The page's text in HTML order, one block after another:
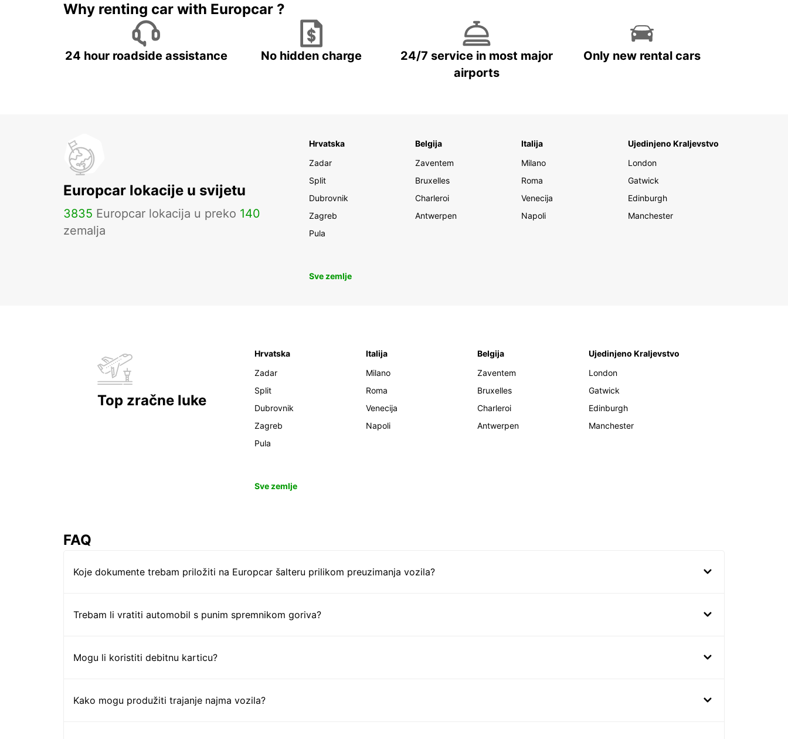
Why renting car with Europcar ?
24 hour roadside assistance No hidden charge
24/7 service in most major
airports
Only new rental cars
Europcar lokacije u svijetu
3835 Europcar lokacija u preko 140
zemalja
Hrvatska
Zadar
Split
Dubrovnik
Zagreb
Pula
Belgija
Zaventem
Bruxelles
Charleroi
Antwerpen
Italija
Milano
Roma
Venecija
Napoli
Ujedinjeno Kraljevstvo
London
Gatwick
Edinburgh
Manchester
Sve zemlje
Top zračne luke
Hrvatska
Zadar
Split
Dubrovnik
Zagreb
Pula
Italija
Milano
Roma
Venecija
Napoli
Belgija
Zaventem
Bruxelles
Charleroi
Antwerpen
Ujedinjeno Kraljevstvo
London
Gatwick
Edinburgh
Manchester
Sve zemlje
FAQ
Koje dokumente trebam priložiti na Europcar šalteru prilikom preuzimanja vozila?
Trebam li vratiti automobil s punim spremnikom goriva?
Mogu li koristiti debitnu karticu?
Kako mogu produžiti trajanje najma vozila?